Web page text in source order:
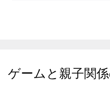
ゲームと親子関